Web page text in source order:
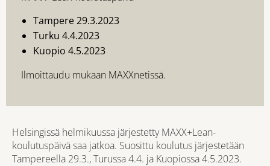
Tampere 29.3.2023
Turku 4.4.2023
Kuopio 4.5.2023
Ilmoittaudu mukaan MAXXnetissä.
Helsingissä helmikuussa järjestetty MAXX+Lean-
koulutuspäivä saa jatkoa. Suosittu koulutus järjestetään
Tampereella 29.3., Turussa 4.4. ja Kuopiossa 4.5.2023.